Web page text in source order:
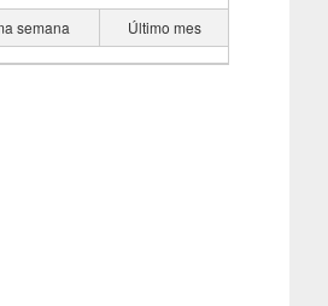
semana Último mes